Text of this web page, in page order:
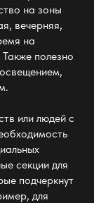
на зоны
вечерняя,
на
полезно
или людей с
секции для
подчеркнут
для